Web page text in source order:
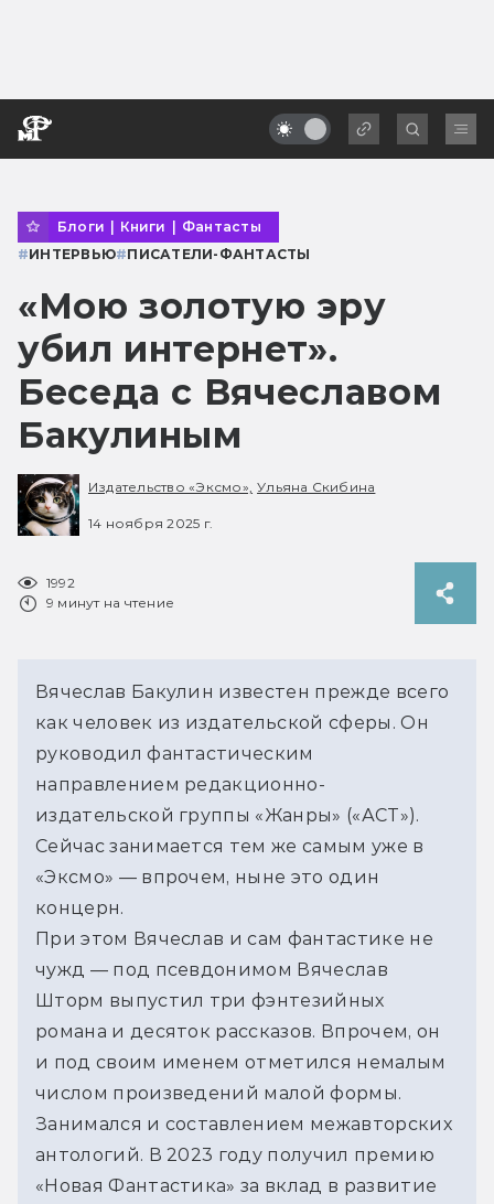
Блоги | Книги | Фантасты
#ИНТЕРВЬЮ#ПИСАТЕЛИ-ФАНТАСТЫ
«Мою золотую эру
убил интернет».
Беседа с Вячеславом
Бакулиным
Издательство «Эксмо», Ульяна Скибина
14 ноября 2025 г.
1992
9 минут на чтение
Вячеслав Бакулин известен прежде всего
как человек из издательской сферы. Он
руководил фантастическим
направлением редакционно-
издательской группы «Жанры» («АСТ»).
Сейчас занимается тем же самым уже в
«Эксмо» — впрочем, ныне это один
концерн.
При этом Вячеслав и сам фантастике не
чужд — под псевдонимом Вячеслав
Шторм выпустил три фэнтезийных
романа и десяток рассказов. Впрочем, он
и под своим именем отметился немалым
числом произведений малой формы.
Занимался и составлением межавторских
антологий. В 2023 году получил премию
«Новая Фантастика» за вклад в развитие